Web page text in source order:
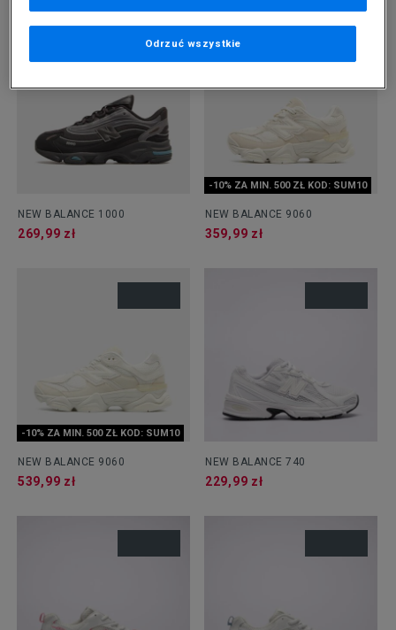
NEW BALANCE 1000
269,99 zł
-10% ZA MIN. 500 ZŁ KOD: SUM10
NEW BALANCE 9060
359,99 zł
-10% ZA MIN. 500 ZŁ KOD: SUM10
NEW BALANCE 9060
539,99 zł
NEW BALANCE 740
229,99 zł
Odrzuć wszystkie